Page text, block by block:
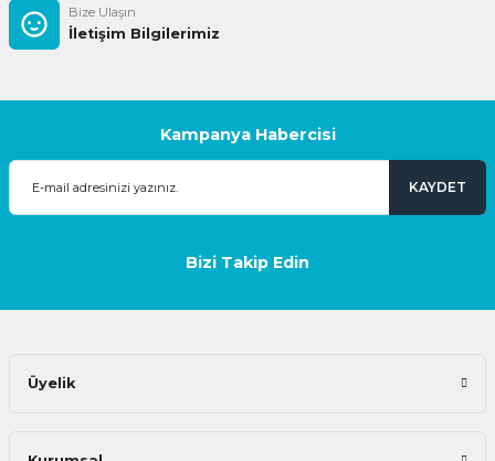
Bize Ulaşın
İletişim Bilgilerimiz
Kampanya Habercisi
KAYDET
Bizi Takip Edin
Üyelik